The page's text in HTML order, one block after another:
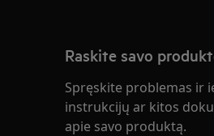
Raskite savo
Spręskite problemas ir
instrukcijų ar kitos
apie savo produktą.